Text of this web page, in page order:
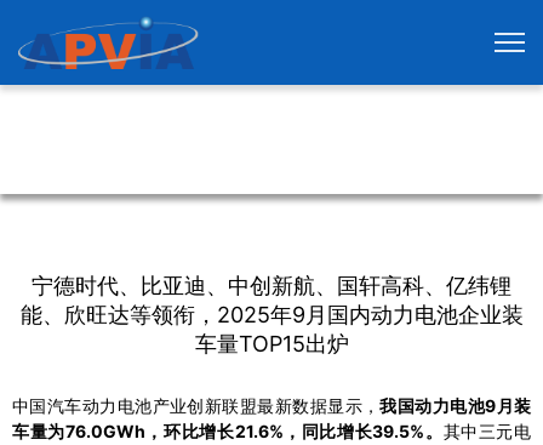
宁德时代、比亚迪、中创新航、国轩高科、亿纬锂
能、欣旺达等领衔，2025年9月国内动力电池企业装
车量TOP15出炉
中国汽车动力电池产业创新联盟最新数据显示，我国动力电池9月装
车量为76.0GWh，环比增长21.6%，同比增长39.5%。 其中三元电